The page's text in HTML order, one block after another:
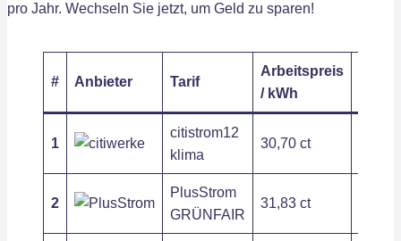
pro Jahr. Wechseln Sie jetzt, um Geld zu sparen!
# Anbieter Tarif
Arbeitspreis
/ kWh
1
citistrom12
klima
30,70 ct
2
PlusStrom
GRÜNFAIR
31,83 ct